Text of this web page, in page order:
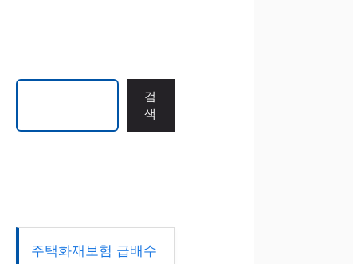
검
색
주택화재보험 급배수